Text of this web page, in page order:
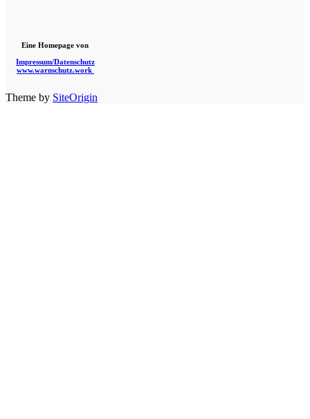
Eine Homepage von
Impressum/Datenschutz
www.warnschutz.work
Theme by SiteOrigin